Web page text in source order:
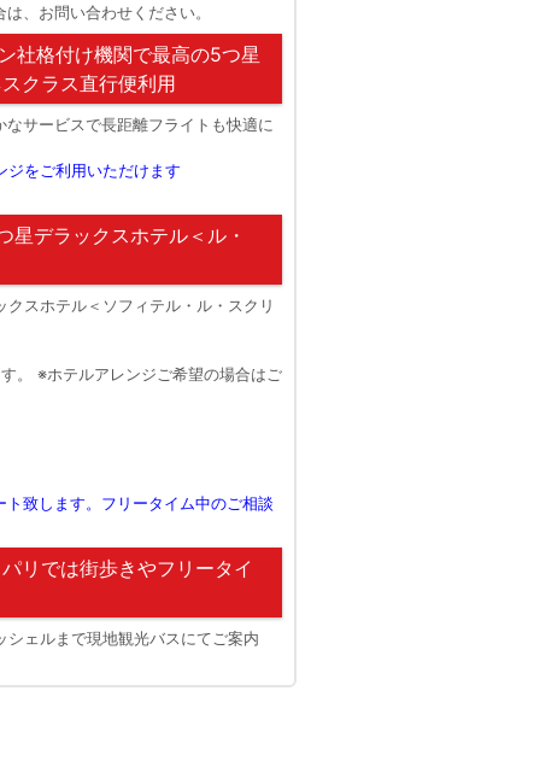
、お問い合わせください。
社格付け機関で最高の5つ星
クラス直行便利用
サービスで長距離フライトも快適に
ジをご利用いただけます
星デラックスホテル＜ル・
スホテル＜ソフィテル・ル・スクリ
。 ※ホテルアレンジご希望の場合はご
致します。フリータイム中のご相談
リでは街歩きやフリータイ
ェルまで現地観光バスにてご案内